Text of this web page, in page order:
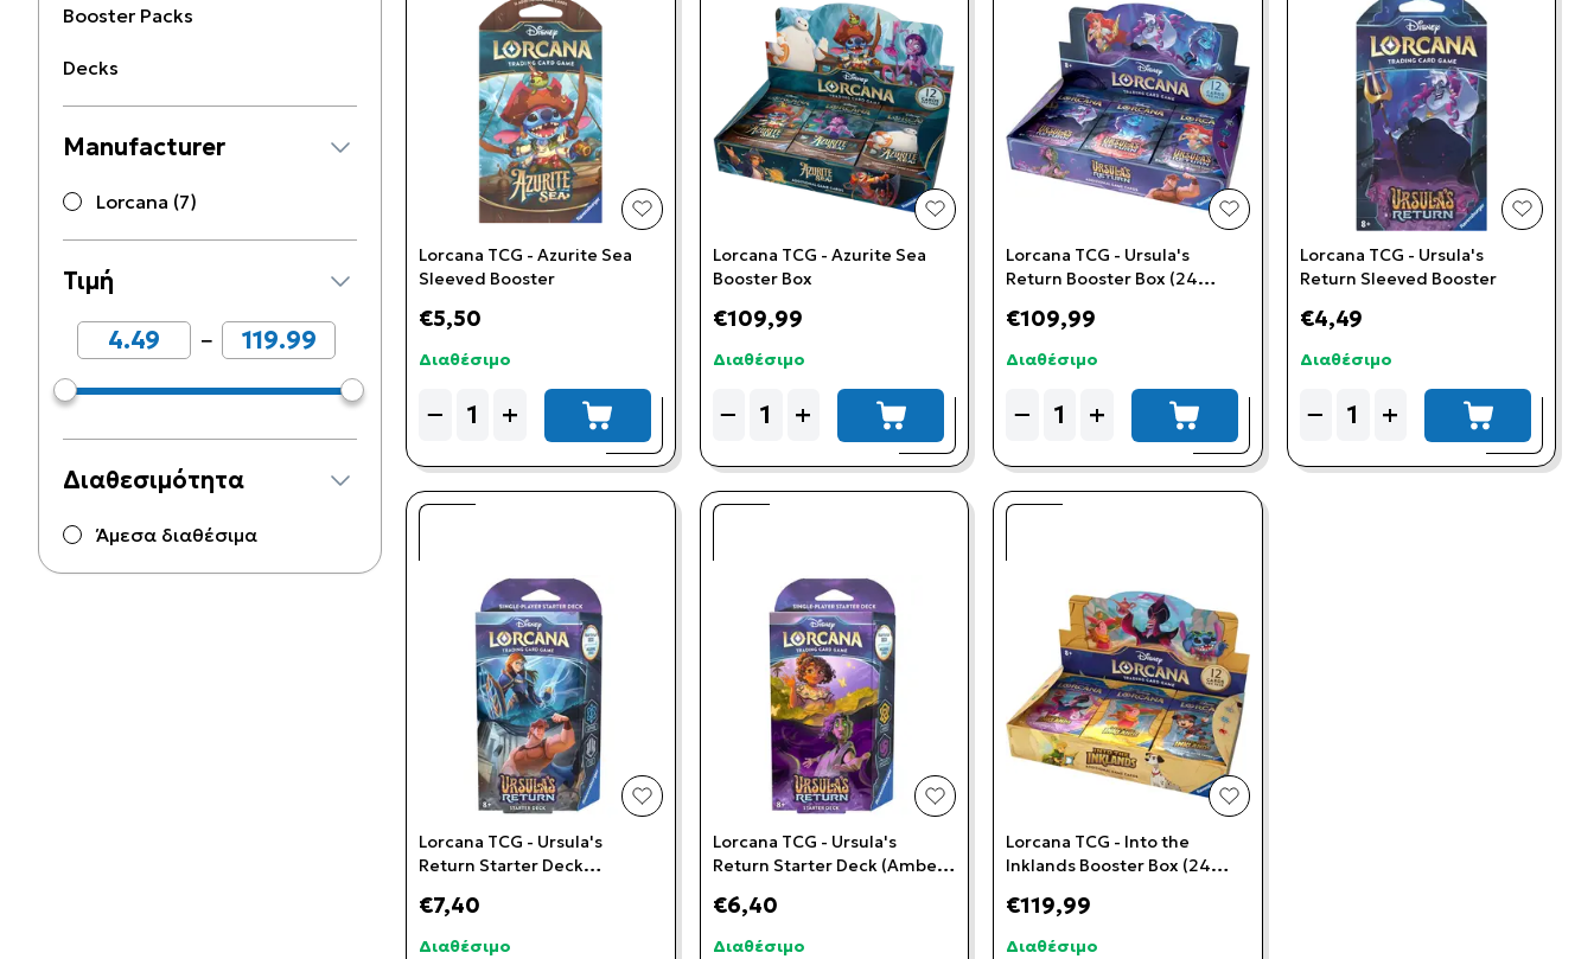
Booster Packs
Decks
Manufacturer
Lorcana (7)
Τιμή
−
Διαθεσιμότητα
Άμεσα διαθέσιμα
add to wishlist
Lorcana TCG - Azurite Sea
Sleeved Booster
€5,50
Διαθέσιμο
−
Quantity + add to cart
add to wishlist
Lorcana TCG - Azurite Sea
Booster Box
€109,99
Διαθέσιμο
−
Quantity + add to cart
add to wishlist
Lorcana TCG - Ursula's
Return Booster Box (24
€109,99
Διαθέσιμο
−
Quantity + add to cart
add to
Lorcana TCG - Ursula's
Return Sleeved Booster
€4,49
Διαθέσιμο
−
Quantity + add to cart
add to wishlist
Lorcana TCG - Ursula's
Return Starter Deck
€7,40
Διαθέσιμο
add to wishlist
Lorcana TCG - Ursula's
Return Starter Deck (Amber
€6,40
Διαθέσιμο
add to wishlist
Lorcana TCG - Into the
Inklands Booster Box (24
€119,99
Διαθέσιμο